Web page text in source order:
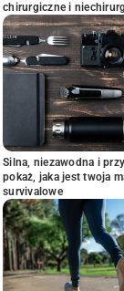
chirurgiczne i
Silna, niezawodna i
pokaż, jaka jest twoja
survivalowe